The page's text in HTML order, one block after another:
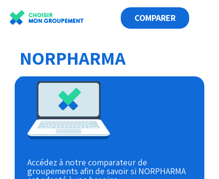
COMPARER
NORPHARMA
Accédez à notre comparateur de
groupements afin de savoir si NORPHARMA